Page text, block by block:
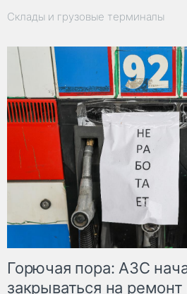
Склады и грузовые терминалы
Горючая пора: АЗС
закрываться на